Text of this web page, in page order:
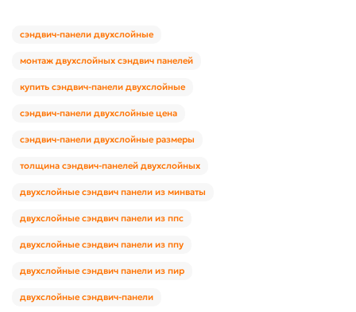
сэндвич-панели двухслойные
монтаж двухслойных сэндвич панелей
купить сэндвич-панели двухслойные
сэндвич-панели двухслойные цена
сэндвич-панели двухслойные размеры
толщина сэндвич-панелей двухслойных
двухслойные сэндвич панели из минваты
двухслойные сэндвич панели из ппс
двухслойные сэндвич панели из ппу
двухслойные сэндвич панели из пир
двухслойные сэндвич-панели